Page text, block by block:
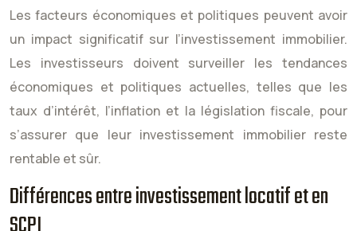
Les facteurs économiques et politiques peuvent avoir
un impact significatif sur l’investissement immobilier.
Les investisseurs doivent surveiller les tendances
économiques et politiques actuelles, telles que les
taux d’intérêt, l’inflation et la législation fiscale, pour
s’assurer que leur investissement immobilier reste
rentable et sûr.
Différences entre investissement locatif et en